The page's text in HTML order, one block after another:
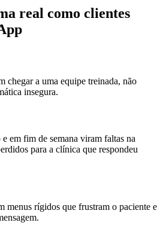
real como clientes
chegar a uma equipe treinada, não
insegura.
em fim de semana viram faltas na
para a clínica que respondeu
menus rígidos que frustram o paciente e